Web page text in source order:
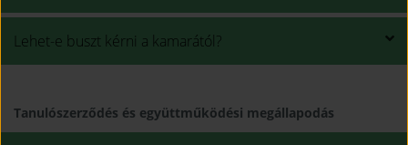
Lehet-e buszt kérni a kamarától?
Tanulószerződés és együttműködési megállapodás